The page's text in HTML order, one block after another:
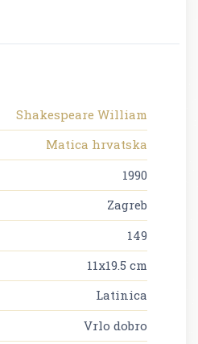
Shakespeare William
Matica hrvatska
1990
Zagreb
149
11x19.5 cm
Latinica
Vrlo dobro